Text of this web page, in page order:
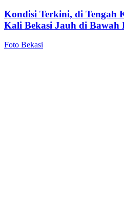
Kondisi Terkini, di Tengah
Kali Bekasi Jauh di Bawah
Foto Bekasi